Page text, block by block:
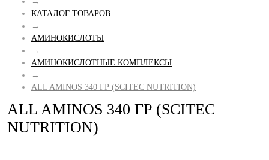
КАТАЛОГ ТОВАРОВ
→
АМИНОКИСЛОТЫ
→
АМИНОКИСЛОТНЫЕ КОМПЛЕКСЫ
→
ALL AMINOS 340 ГР (SCITEC NUTRITION)
ALL AMINOS 340 ГР (SCITEC
NUTRITION)